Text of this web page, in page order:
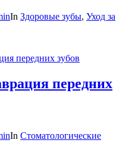
In Здоровые зубы, Уход за
передних
In Стоматологические